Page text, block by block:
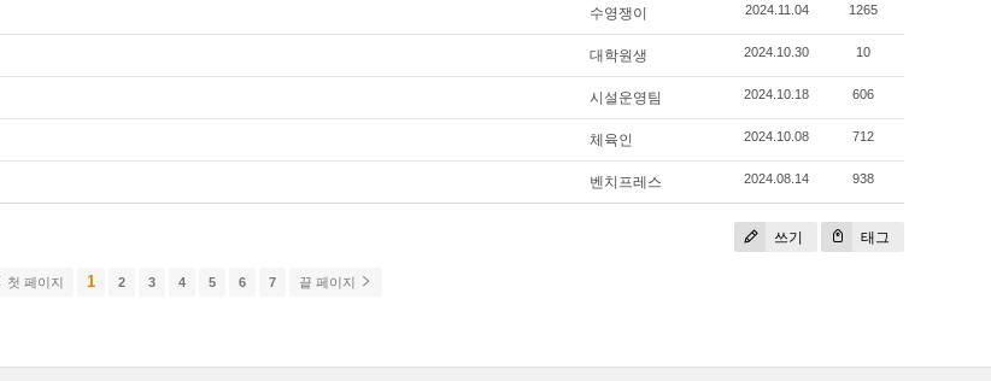
수영쟁이 2024.11.04 1265
대학원생 2024.10.30 10
시설운영팀 2024.10.18 606
체육인 2024.10.08 712
벤치프레스 2024.08.14 938
쓰기 태그
첫 페이지 1 2 3 4 5 6 7 끝 페이지